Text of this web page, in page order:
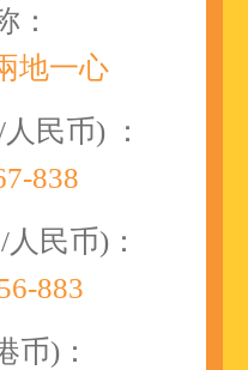
：
地一心
民币) ：
838
民币)：
883
币)：